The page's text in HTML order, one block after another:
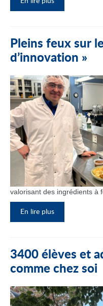
Pleins feux sur
d’innovation »
valorisant des ingrédients à
En lire plus
3400 élèves et
comme chez soi